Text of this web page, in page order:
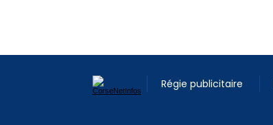
Régie publicitaire